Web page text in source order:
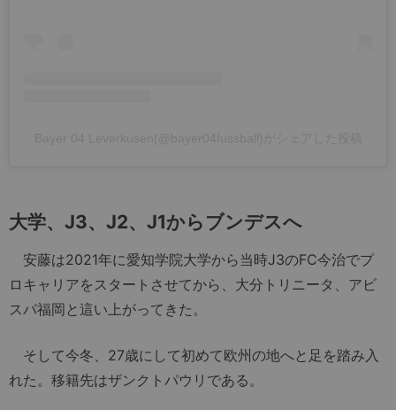
大学、J3、J2、J1からブンデスへ
安藤は2021年に愛知学院大学から当時J3のFC今治でプ
ロキャリアをスタートさせてから、大分トリニータ、アビ
スパ福岡と這い上がってきた。
そして今冬、27歳にして初めて欧州の地へと足を踏み入
れた。移籍先はザンクトパウリである。